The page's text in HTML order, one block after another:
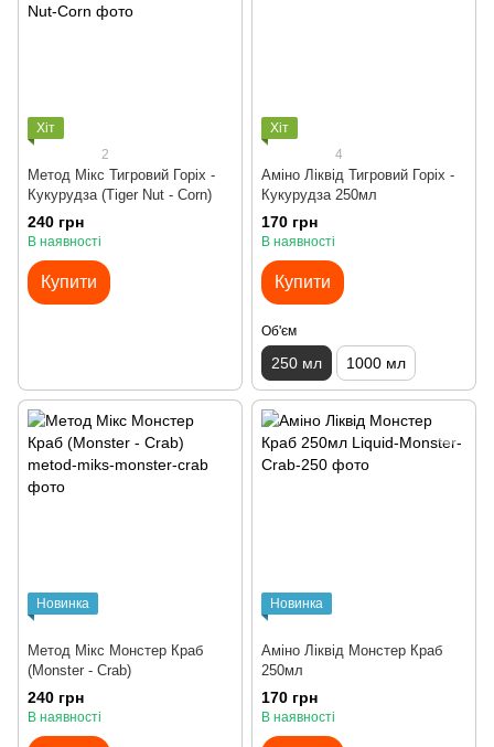
Хіт
2
Метод Мікс Тигровий Горіх -
Кукурудза (Tiger Nut - Corn)
240 грн
В наявності
Купити
Хіт
4
Аміно Ліквід Тигровий Горіх -
Кукурудза 250мл
170 грн
В наявності
Купити
Об'єм
250 мл 1000 мл
Новинка
Метод Мікс Монстер Краб
(Monster - Crab)
240 грн
В наявності
Новинка
Аміно Ліквід Монстер Краб
250мл
170 грн
В наявності